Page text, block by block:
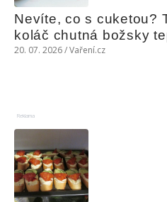
Nevíte, co s cuketou?
koláč chutná božsky
20. 07. 2026 / Vaření.cz
Reklama